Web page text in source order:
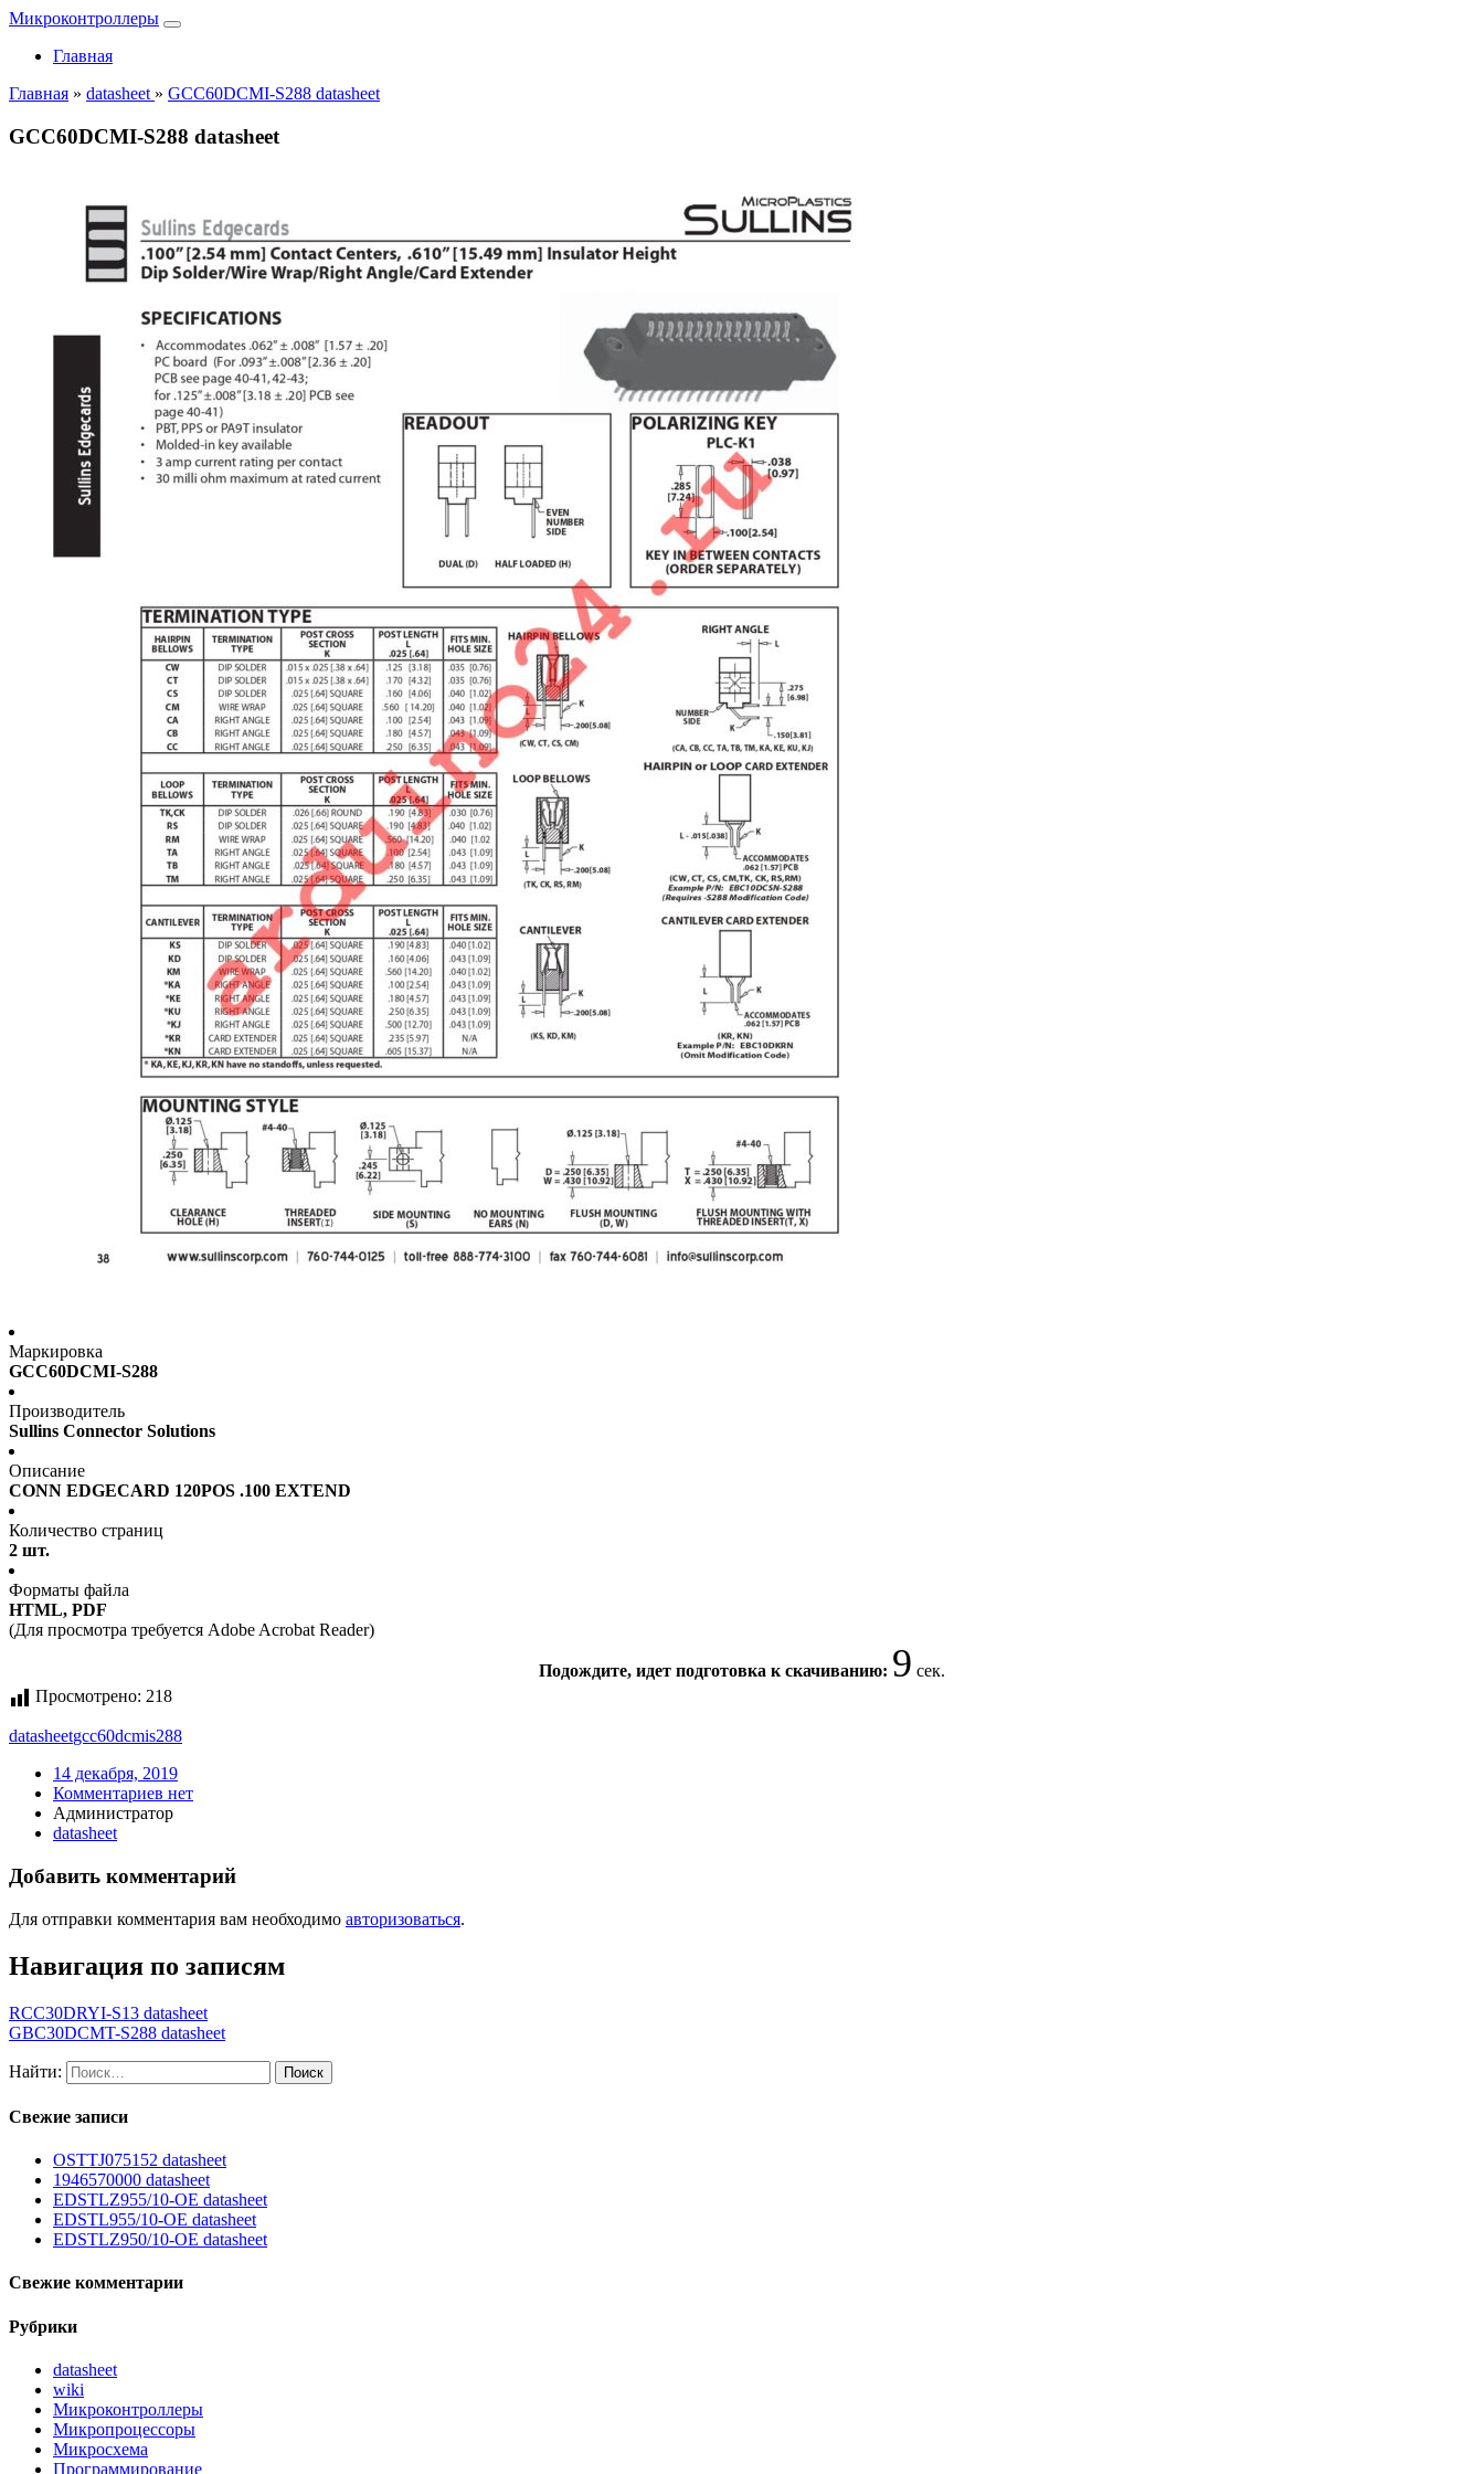
Микроконтроллеры
Главная
Главная » datasheet » GCC60DCMI-S288 datasheet
GCC60DCMI-S288 datasheet
Маркировка
GCC60DCMI-S288
Производитель
Sullins Connector Solutions
Описание
CONN EDGECARD 120POS .100 EXTEND
Количество страниц
2 шт.
Форматы файла
HTML, PDF
(Для просмотра требуется Adobe Acrobat Reader)
Подождите, идет подготовка к скачиванию: 9 сек.
Просмотрено: 218
datasheetgcc60dcmis288
14 декабря, 2019
Комментариев нет
Администратор
datasheet
Добавить комментарий
Для отправки комментария вам необходимо авторизоваться.
Навигация по записям
RCC30DRYI-S13 datasheet
GBC30DCMT-S288 datasheet
Найти:
Свежие записи
OSTTJ075152 datasheet
1946570000 datasheet
EDSTLZ955/10-OE datasheet
EDSTL955/10-OE datasheet
EDSTLZ950/10-OE datasheet
Свежие комментарии
Рубрики
datasheet
wiki
Микроконтроллеры
Микропроцессоры
Микросхема
Программирование